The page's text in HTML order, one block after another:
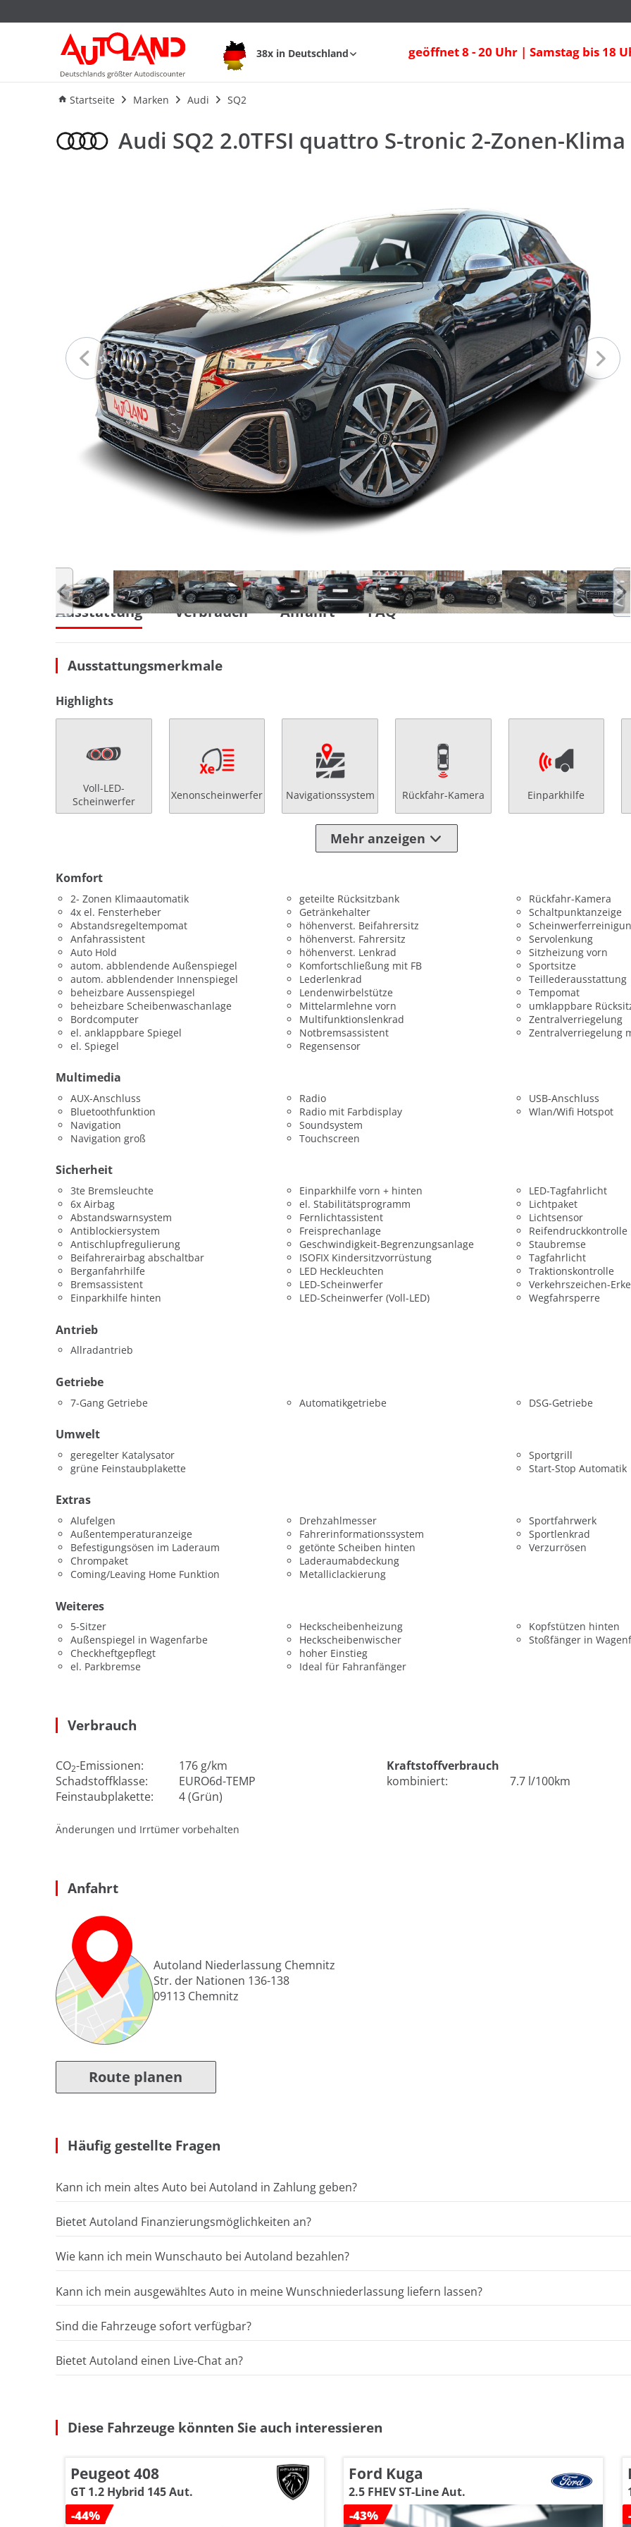
38x in Deutschland geöffnet 8 - 20 Uhr | Samstag bis 18
Startseite Marken Audi SQ2
Audi SQ2 2.0TFSI quattro S-tronic 2-Zonen-Klima Navi
Ausstattung Verbrauch
Audi SQ2 2.0TFSI quattro S-tronic 2-Zonen-
Ausstattung Verbrauch Anfahrt FAQ
Ausstattungsmerkmale
Highlights
Voll-LED-
Scheinwerfer
Xenonscheinwerfer Navigationssystem Rückfahr-Kamera Einparkhilfe
Mehr anzeigen
Komfort
2- Zonen Klimaautomatik
4x el. Fensterheber
Abstandsregeltempomat
Anfahrassistent
Auto Hold
autom. abblendende Außenspiegel
autom. abblendender Innenspiegel
beheizbare Aussenspiegel
beheizbare Scheibenwaschanlage
Bordcomputer
el. anklappbare Spiegel
el. Spiegel
geteilte Rücksitzbank
Getränkehalter
höhenverst. Beifahrersitz
höhenverst. Fahrersitz
höhenverst. Lenkrad
Komfortschließung mit FB
Lederlenkrad
Lendenwirbelstütze
Mittelarmlehne vorn
Multifunktionslenkrad
Notbremsassistent
Regensensor
Rückfahr-Kamera
Schaltpunktanzeige
Servolenkung
Sitzheizung vorn
Sportsitze
Teillederausstattung
Tempomat
umklappbare
Zentralverriegelung
Zentralverriegelung
Multimedia
AUX-Anschluss
Bluetoothfunktion
Navigation
Navigation groß
Radio
Radio mit Farbdisplay
Soundsystem
Touchscreen
USB-Anschluss
Wlan/Wifi Hotspot
Sicherheit
3te Bremsleuchte
6x Airbag
Abstandswarnsystem
Antiblockiersystem
Antischlupfregulierung
Beifahrerairbag abschaltbar
Berganfahrhilfe
Bremsassistent
Einparkhilfe hinten
Einparkhilfe vorn + hinten
el. Stabilitätsprogramm
Fernlichtassistent
Freisprechanlage
Geschwindigkeit-Begrenzungsanlage
ISOFIX Kindersitzvorrüstung
LED Heckleuchten
LED-Scheinwerfer
LED-Scheinwerfer (Voll-LED)
LED-Tagfahrlicht
Lichtpaket
Lichtsensor
Reifendruckkontrolle
Staubremse
Tagfahrlicht
Traktionskontrolle
Verkehrszeichen-
Wegfahrsperre
Antrieb
Allradantrieb
Getriebe
7-Gang Getriebe Automatikgetriebe DSG-Getriebe
Umwelt
geregelter Katalysator
grüne Feinstaubplakette
Sportgrill
Start-Stop Automatik
Extras
Alufelgen
Außentemperaturanzeige
Befestigungsösen im Laderaum
Chrompaket
Coming/Leaving Home Funktion
Drehzahlmesser
Fahrerinformationssystem
getönte Scheiben hinten
Laderaumabdeckung
Metalliclackierung
Sportfahrwerk
Sportlenkrad
Verzurrösen
Weiteres
5-Sitzer
Außenspiegel in Wagenfarbe
Checkheftgepflegt
el. Parkbremse
Heckscheibenheizung
Heckscheibenwischer
hoher Einstieg
Ideal für Fahranfänger
Kopfstützen hinten
Stoßfänger in
Verbrauch
CO2-Emissionen:
176 g/km
Schadstoffklasse:
EURO6d-TEMP
Feinstaubplakette:
4 (Grün)
Kraftstoffverbrauch
kombiniert:
7.7 l/100km
Änderungen und Irrtümer vorbehalten
Anfahrt
Autoland Niederlassung Chemnitz
Str. der Nationen 136-138
09113 Chemnitz
Route planen
Häufig gestellte Fragen
Kann ich mein altes Auto bei Autoland in Zahlung geben?
Bietet Autoland Finanzierungsmöglichkeiten an?
Wie kann ich mein Wunschauto bei Autoland bezahlen?
Kann ich mein ausgewähltes Auto in meine Wunschniederlassung liefern lassen?
Sind die Fahrzeuge sofort verfügbar?
Bietet Autoland einen Live-Chat an?
Diese Fahrzeuge könnten Sie auch interessieren
Peugeot 408
GT 1.2 Hybrid 145 Aut.
-44%
Ford Kuga
2.5 FHEV ST-Line Aut.
-43%